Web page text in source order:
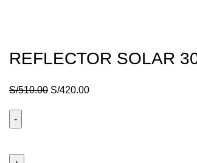
REFLECTOR SOLAR
S/510.00 S/420.00